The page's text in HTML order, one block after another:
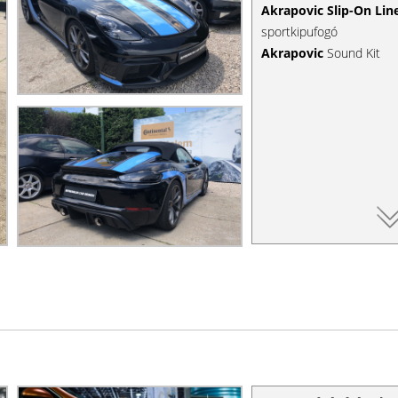
Akrapovic Slip-On
sportkipufogó
Akrapovic Sound Kit